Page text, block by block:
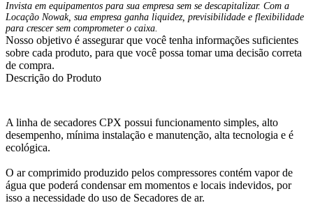
Invista em equipamentos para sua empresa sem se descapitalizar. Com a
Locação Nowak, sua empresa ganha liquidez, previsibilidade e flexibilidade
para crescer sem comprometer o caixa.
Nosso objetivo é assegurar que você tenha informações suficientes
sobre cada produto, para que você possa tomar uma decisão correta
de compra.
Descrição do Produto
A linha de secadores CPX possui funcionamento simples, alto
desempenho, mínima instalação e manutenção, alta tecnologia e é
ecológica.
O ar comprimido produzido pelos compressores contém vapor de
água que poderá condensar em momentos e locais indevidos, por
isso a necessidade do uso de Secadores de ar.